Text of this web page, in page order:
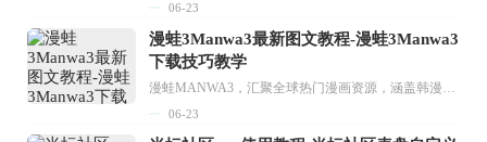
06-23
漫蛙3Manwa3最新图文教程-漫蛙3Manwa3
下载技巧教学
漫蛙MANWA3，汇聚全球热门漫画资源，涵盖韩漫、欧美漫画、国漫等多种类型，题材丰富多样，全方位满足用户阅读喜好。它不仅是阅读平台，更是创作平台，为广大用户打造零门槛创作环境。...
06-23